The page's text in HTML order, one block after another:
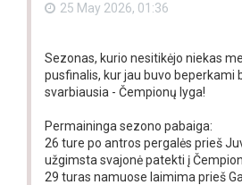
25 May 2026, 01:36
Sezonas, kurio nesitikėjo niekas
pusfinalis, kur jau buvo beperkami
svarbiausia - Čempionų lyga!
Permaininga sezono pabaiga:
26 ture po antros pergalės prieš
užgimsta svajonė patekti į
29 turas namuose laimima prieš